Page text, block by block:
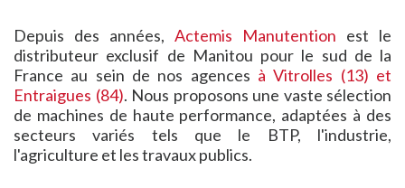
Depuis des années, Actemis Manutention est le
distributeur exclusif de Manitou pour le sud de la
France au sein de nos agences à Vitrolles (13) et
Entraigues (84). Nous proposons une vaste sélection
de machines de haute performance, adaptées à des
secteurs variés tels que le BTP, l'industrie,
l'agriculture et les travaux publics.